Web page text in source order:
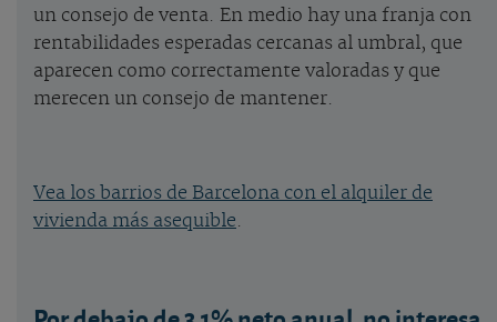
un consejo de venta. En medio hay una franja con
rentabilidades esperadas cercanas al umbral, que
aparecen como correctamente valoradas y que
merecen un consejo de mantener.
Vea los barrios de Barcelona con el alquiler de
vivienda más asequible.